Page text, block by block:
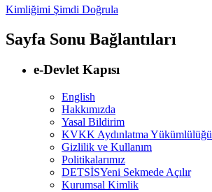
Kimliğimi Şimdi Doğrula
Sayfa Sonu Bağlantıları
e-Devlet Kapısı
English
Hakkımızda
Yasal Bildirim
KVKK Aydınlatma Yükümlülüğü
Gizlilik ve Kullanım
Politikalarımız
DETSİSYeni Sekmede Açılır
Kurumsal Kimlik